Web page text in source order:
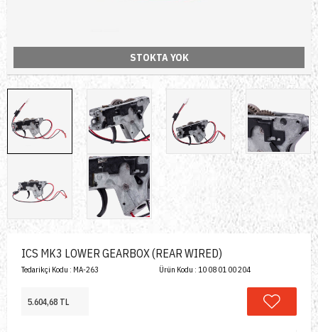
STOKTA YOK
ICS MK3 LOWER GEARBOX (REAR WIRED)
Tedarikçi Kodu : MA-263 Ürün Kodu : 10 08 01 00 204
5.604,68 TL